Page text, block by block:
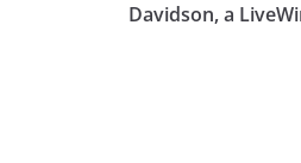
Davidson, a